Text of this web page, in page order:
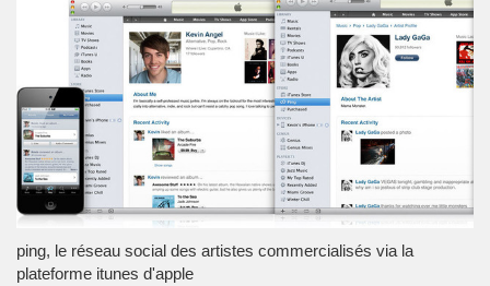
ping, le réseau social des artistes commercialisés via la
plateforme itunes d'apple